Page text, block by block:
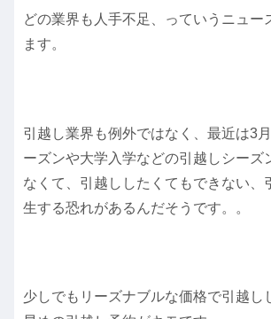
どの業界も人手不足、っていうニュー
ます。
引越し業界も例外ではなく、最近は3
ーズンや大学入学などの引越しシーズ
なくて、引越ししたくてもできない、
生する恐れがあるんだそうです。。
少しでもリーズナブルな価格で引越し